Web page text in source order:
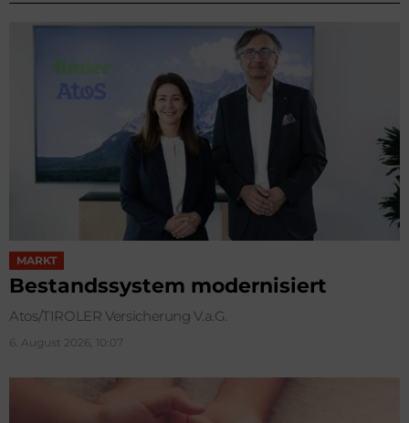
MARKT
Bestandssystem modernisiert
Atos/TIROLER Versicherung V.a.G.
6. August 2026, 10:07